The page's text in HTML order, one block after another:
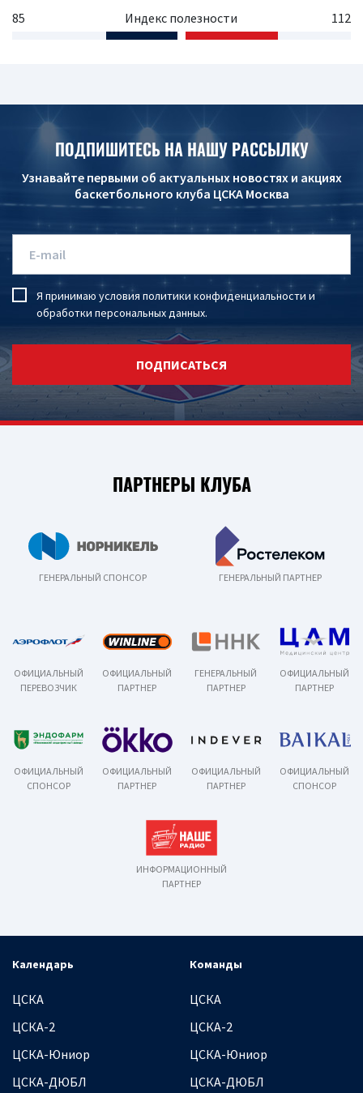
85 Индекс полезности 112
ПОДПИШИТЕСЬ НА НАШУ РАССЫЛКУ
Узнавайте первыми об актуальных новостях и акциях
баскетбольного клуба ЦСКА Москва
Я принимаю условия политики конфиденциальности и
обработки персональных данных.
ПОДПИСАТЬСЯ
ПАРТНЕРЫ КЛУБА
ГЕНЕРАЛЬНЫЙ СПОНСОР ГЕНЕРАЛЬНЫЙ ПАРТНЕР
ОФИЦИАЛЬНЫЙ
ПЕРЕВОЗЧИК
ОФИЦИАЛЬНЫЙ
ПАРТНЕР
ГЕНЕРАЛЬНЫЙ
ПАРТНЕР
ОФИЦИАЛЬНЫЙ
ПАРТНЕР
ОФИЦИАЛЬНЫЙ
СПОНСОР
ОФИЦИАЛЬНЫЙ
ПАРТНЕР
ОФИЦИАЛЬНЫЙ
ПАРТНЕР
ОФИЦИАЛЬНЫЙ
СПОНСОР
ИНФОРМАЦИОННЫЙ
ПАРТНЕР
Календарь
ЦСКА
ЦСКА-2
ЦСКА-Юниор
ЦСКА-ДЮБЛ
Команды
ЦСКА
ЦСКА-2
ЦСКА-Юниор
ЦСКА-ДЮБЛ